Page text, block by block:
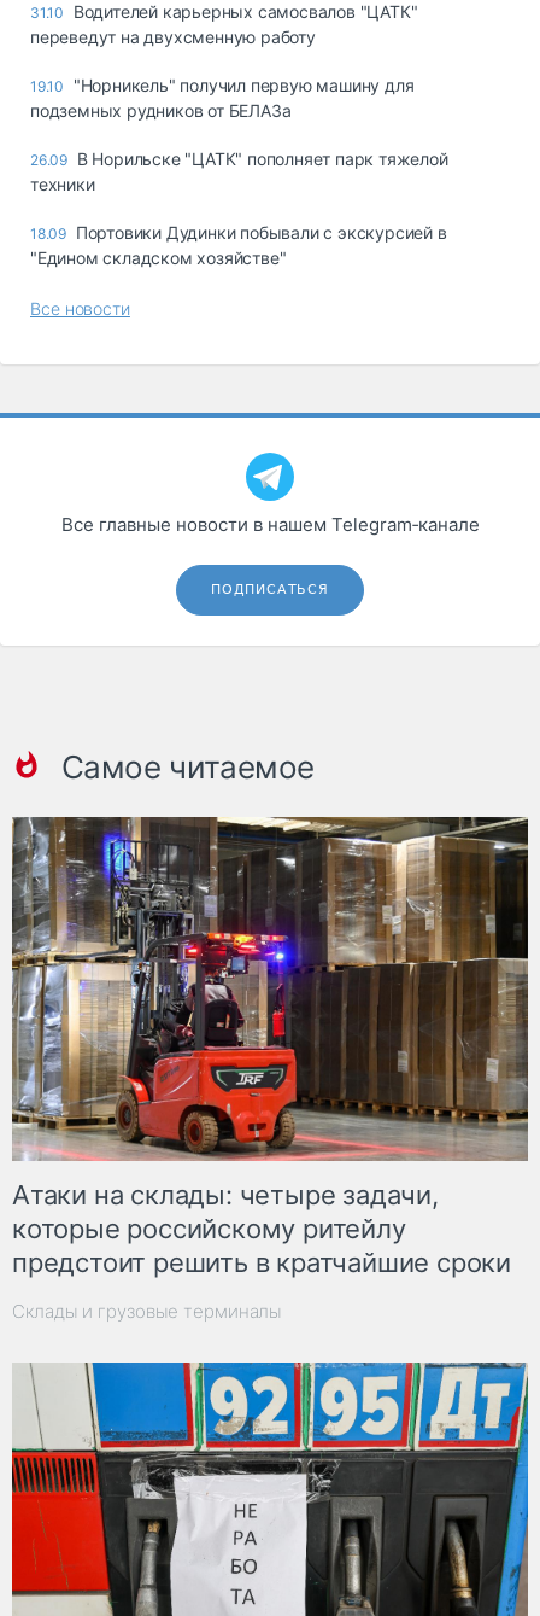
31.10
Водителей карьерных самосвалов "ЦАТК"
переведут на двухсменную работу
19.10
"Норникель" получил первую машину для
подземных рудников от БЕЛАЗа
26.09 В Норильске "ЦАТК" пополняет парк тяжелой
техники
18.09 Портовики Дудинки побывали с экскурсией в
"Едином складском хозяйстве"
Все новости
Все главные новости в нашем Telegram‑канале
ПОДПИСАТЬСЯ
Самое читаемое
Атаки на склады: четыре задачи,
которые российскому ритейлу
предстоит решить в кратчайшие сроки
Склады и грузовые терминалы